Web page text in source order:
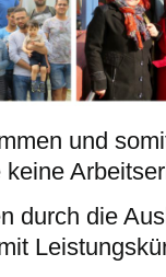
und
keine
durch die